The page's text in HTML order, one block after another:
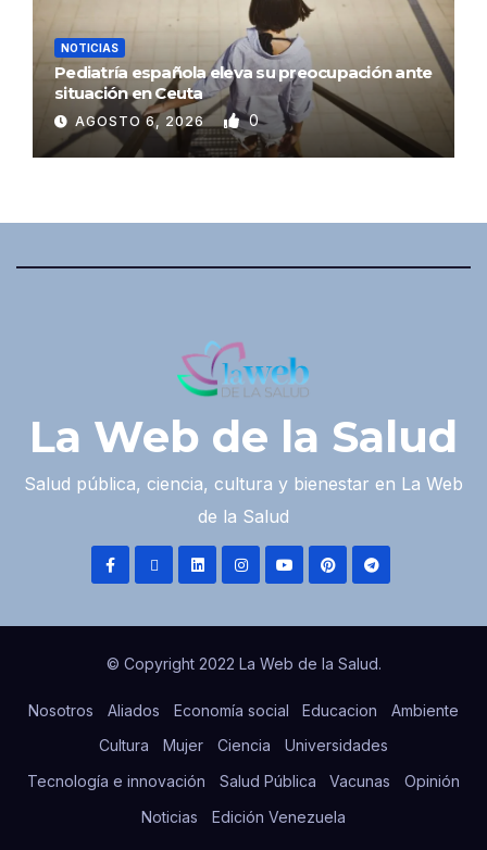
NOTICIAS
Pediatría española eleva su preocupación ante
situación en Ceuta
AGOSTO 6, 2026 0
La Web de la Salud
Salud pública, ciencia, cultura y bienestar en La Web
de la Salud
© Copyright 2022 La Web de la Salud.
Nosotros Aliados Economía social Educacion
Ambiente
Cultura
Mujer Ciencia
Universidades
Tecnología e innovación
Salud Pública Vacunas
Opinión
Noticias
Edición Venezuela